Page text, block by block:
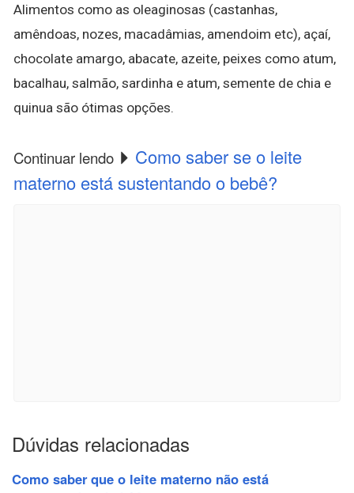
Alimentos como as oleaginosas (castanhas,
amêndoas, nozes, macadâmias, amendoim etc), açaí,
chocolate amargo, abacate, azeite, peixes como atum,
bacalhau, salmão, sardinha e atum, semente de chia e
quinua são ótimas opções.
Continuar lendo
Como saber se o leite
materno está sustentando o bebê?
Dúvidas relacionadas
Como saber que o leite materno não está